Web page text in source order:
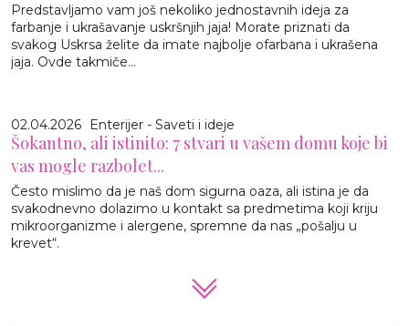
Predstavljamo vam još nekoliko jednostavnih ideja za
farbanje i ukrašavanje uskršnjih jaja! Morate priznati da
svakog Uskrsa želite da imate najbolje ofarbana i ukrašena
jaja. Ovde takmiče...
02.04.2026 Enterijer - Saveti i ideje
Šokantno, ali istinito: 7 stvari u vašem domu koje bi
vas mogle razbolet...
Često mislimo da je naš dom sigurna oaza, ali istina je da
svakodnevno dolazimo u kontakt sa predmetima koji kriju
mikroorganizme i alergene, spremne da nas „pošalju u
krevet“.